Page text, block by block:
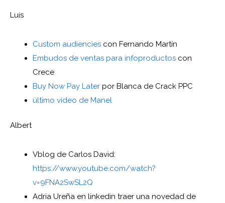
Luis
Custom audiencies con Fernando Martín
Embudos de ventas para infoproductos con
Crece
Buy Now Pay Later por Blanca de Crack PPC
último vídeo de Manel
Albert
Vblog de Carlos David:
https://www.youtube.com/watch?
v=9FNA2SwSL2Q
Adria Ureña en linkedin traer una novedad de